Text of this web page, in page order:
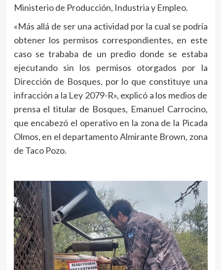
Ministerio de Producción, Industria y Empleo.
«Más allá de ser una actividad por la cual se podría
obtener los permisos correspondientes, en este
caso se trababa de un predio donde se estaba
ejecutando sin los permisos otorgados por la
Dirección de Bosques, por lo que constituye una
infracción a la Ley 2079-R», explicó a los medios de
prensa el titular de Bosques, Emanuel Carrocino,
que encabezó el operativo en la zona de la Picada
Olmos, en el departamento Almirante Brown, zona
de Taco Pozo.